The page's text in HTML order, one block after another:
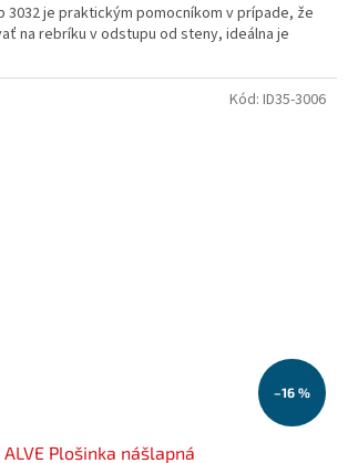
3032 je praktickým pomocníkom v prípade, že
na rebríku v odstupu od steny, ideálna je
–16 %
ALVE Plošinka nášlapná
Kód: ID35-3006